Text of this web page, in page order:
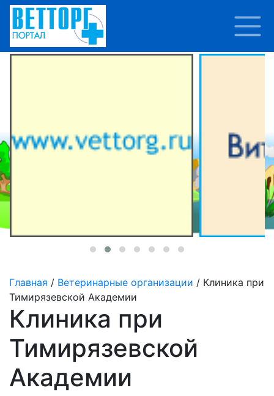
Главная / Ветеринарные организации / Клиника при
Тимирязевской Академии
Клиника при
Тимирязевской
Академии